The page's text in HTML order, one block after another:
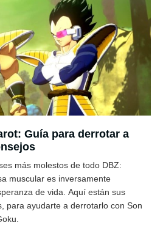
Guía para derrotar a
más molestos de todo DBZ:
muscular es inversamente
de vida. Aquí están sus
para ayudarte a derrotarlo con Son